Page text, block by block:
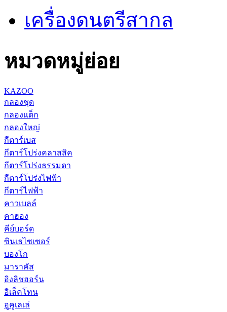
เครื่องดนตรีสากล
หมวดหมู่ย่อย
KAZOO
กลองชุด
กลองแต็ก
กลองใหญ่
กีตาร์เบส
กีตาร์โปร่งคลาสสิค
กีตาร์โปร่งธรรมดา
กีตาร์โปร่งไฟฟ้า
กีตาร์ไฟฟ้า
คาวเบลล์
คาฮอง
คีย์บอร์ด
ซินเธไซเซอร์
บองโก
มาราคัส
อิงลิชฮอร์น
อิเล็คโทน
อูคูเลเล่